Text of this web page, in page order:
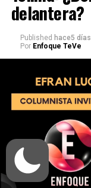
delantera?
Published hace5 días
Por Enfoque TeVe